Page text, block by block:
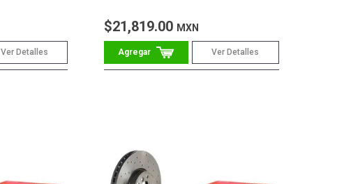
Ver Detalles
$21,819.00 MXN
Ver Detalles